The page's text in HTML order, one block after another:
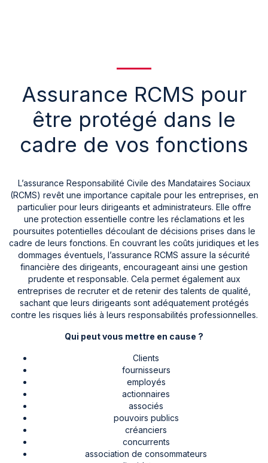
Assurance RCMS pour
être protégé dans le
cadre de vos fonctions
L’assurance Responsabilité Civile des Mandataires Sociaux
(RCMS) revêt une importance capitale pour les entreprises, en
particulier pour leurs dirigeants et administrateurs. Elle offre
une protection essentielle contre les réclamations et les
poursuites potentielles découlant de décisions prises dans le
cadre de leurs fonctions. En couvrant les coûts juridiques et les
dommages éventuels, l’assurance RCMS assure la sécurité
financière des dirigeants, encourageant ainsi une gestion
prudente et responsable. Cela permet également aux
entreprises de recruter et de retenir des talents de qualité,
sachant que leurs dirigeants sont adéquatement protégés
contre les risques liés à leurs responsabilités professionnelles.
Qui peut vous mettre en cause ?
Clients
fournisseurs
employés
actionnaires
associés
pouvoirs publics
créanciers
concurrents
association de consommateurs